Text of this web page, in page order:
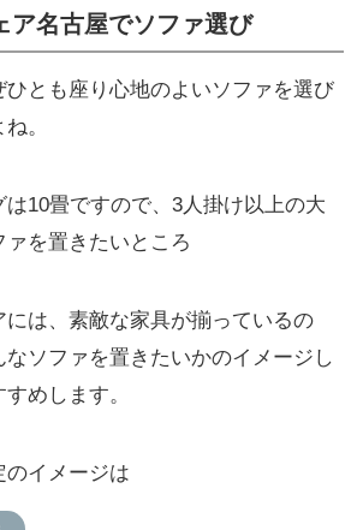
ア名古屋でソファ選び
ひとも座り心地のよいソファを選び
。
10畳ですので、3人掛け以上の大
を置きたいところ
には、素敵な家具が揃っているの
ソファを置きたいかのイメージし
めします。
のイメージは